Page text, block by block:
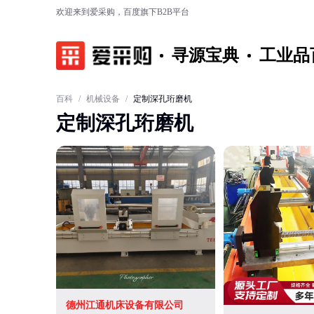
欢迎来到爱采购，百度旗下B2B平台
寻源宝典 工业品
百科 / 机械设备 / 定制深孔珩磨机
定制深孔珩磨机
德州江通机床设备有限公司